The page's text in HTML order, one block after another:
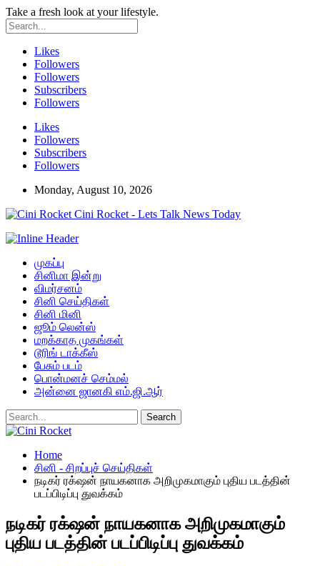
Take a fresh look at your lifestyle.
Likes
Followers
Followers
Subscribers
Followers
Likes
Followers
Subscribers
Followers
Monday, August 10, 2026
Cini Rocket - Lets Talk News Today
முகப்பு
சினிமா இன்று
விமர்சனம்
சினி செய்திகள்
சினி மினி
ஜூம் லென்ஸ்
மறக்காத முகங்கள்
டூரிங் டாக்கீஸ்
பேசும் படம்
பொன்மனச் செம்மல்
அன்னை ஜானகி எம்.ஜி.ஆர்
Home
சினி - சிறப்புச் செய்திகள்
நடிகர் ரக்‌ஷன் நாயகனாக அறிமுகமாகும் புதிய படத்தின்
படப்பிடிப்பு துவக்கம்
நடிகர் ரக்‌ஷன் நாயகனாக அறிமுகமாகும்
புதிய படத்தின் படப்பிடிப்பு துவக்கம்